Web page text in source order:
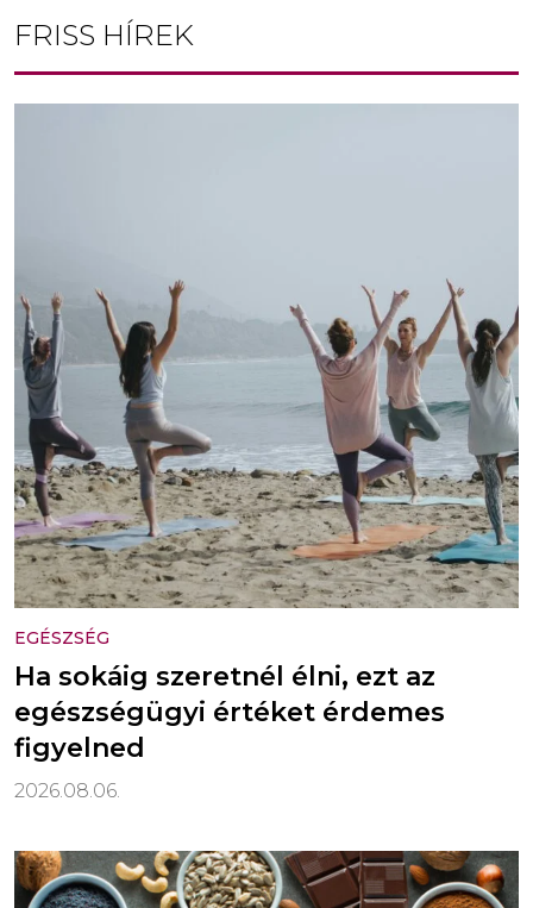
FRISS HÍREK
EGÉSZSÉG
Ha sokáig szeretnél élni, ezt az
egészségügyi értéket érdemes
figyelned
2026.08.06.